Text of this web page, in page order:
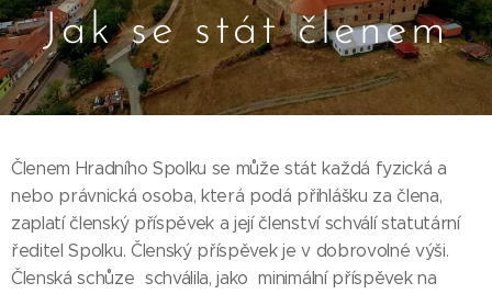
Jak se stát členem
Členem Hradního Spolku se může stát každá fyzická a
nebo právnická osoba, která podá přihlášku za člena,
zaplatí členský příspěvek a její členství schválí statutární
ředitel Spolku. Členský příspěvek je v dobrovolné výši.
Členská schůze schválila, jako minimální příspěvek na